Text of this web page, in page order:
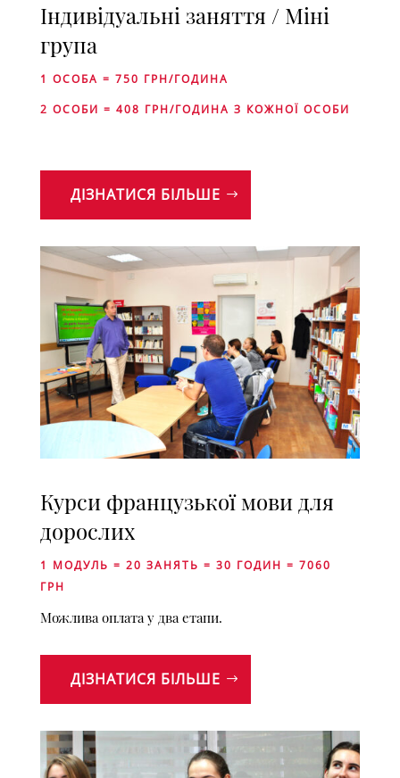
Індивідуальні заняття / Міні
група
1 ОСОБА = 750 ГРН/ГОДИНА
2 ОСОБИ = 408 ГРН/ГОДИНА З КОЖНОЇ ОСОБИ
ДІЗНАТИСЯ БІЛЬШЕ
Курси французької мови для
дорослих
1 МОДУЛЬ = 20 ЗАНЯТЬ = 30 ГОДИН = 7060
ГРН
Можлива оплата у два етапи.
ДІЗНАТИСЯ БІЛЬШЕ